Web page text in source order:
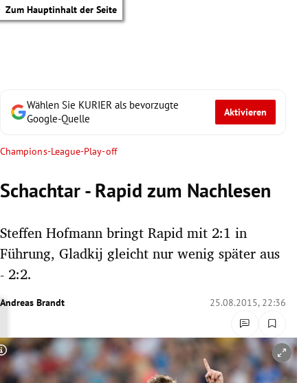
Zum Hauptinhalt der Seite
Untermenü
Wählen Sie KURIER als bevorzugte
Google-Quelle
Aktivieren
Champions-League-Play-off
Schachtar - Rapid zum Nachlesen
Steffen Hofmann bringt Rapid mit 2:1 in
Führung, Gladkij gleicht nur wenig später aus
- 2:2.
Andreas Brandt 25.08.2015, 22:36
Copyright-Hinweis öffnen/schließen